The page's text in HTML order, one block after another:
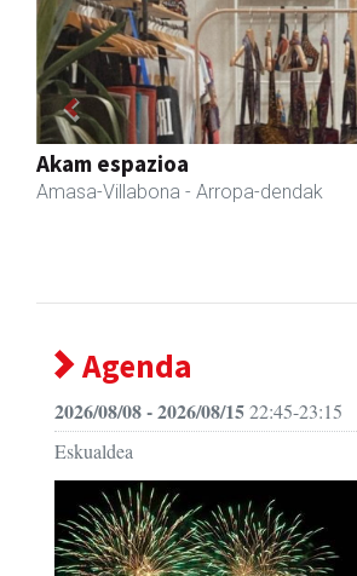
Andoaingo AEK euskaltegia
Andoain - Euskaltegiak
Previous
Agenda
2026/08/08 - 2026/08/1522:45-23:15
Eskualdea